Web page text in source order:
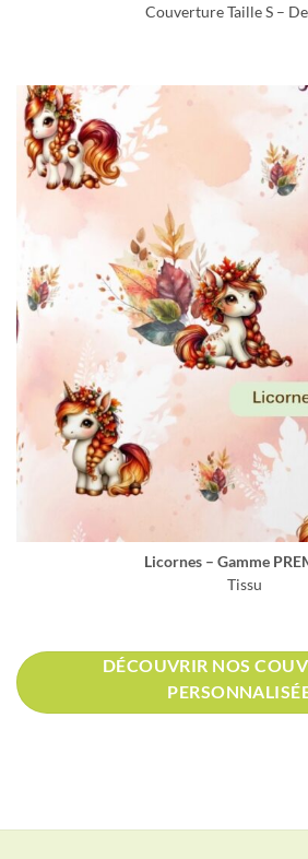
Couverture Taille S –
Licornes – Gamme
Tissu
DÉCOUVRIR NOS